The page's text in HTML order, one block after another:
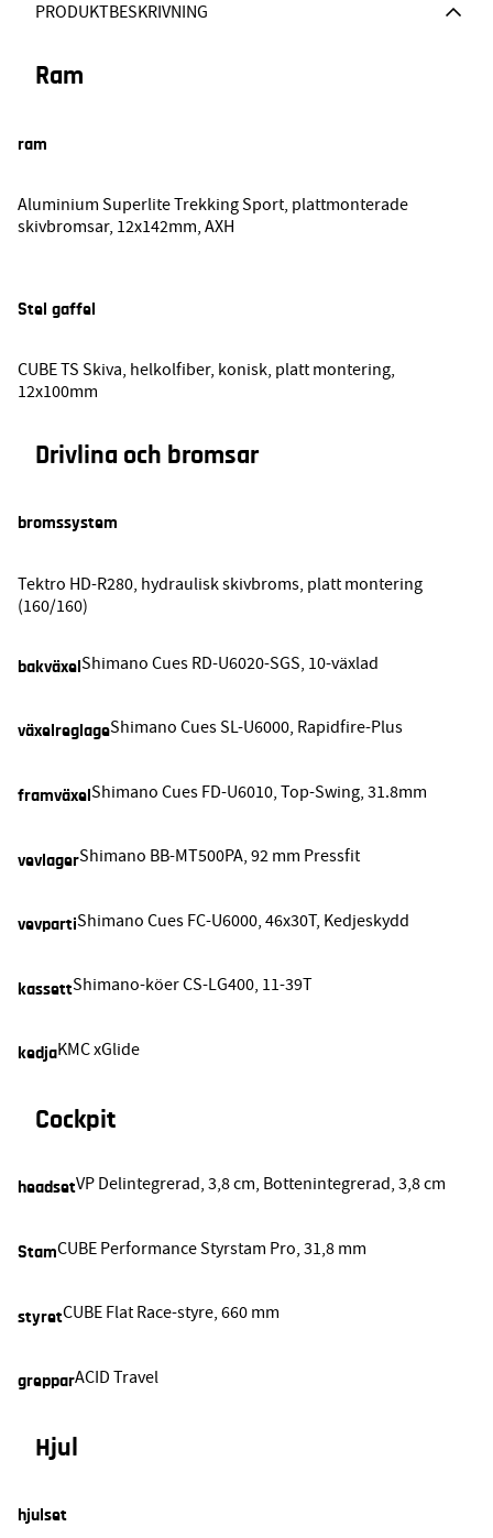
PRODUKTBESKRIVNING
Ram
ram
Aluminium Superlite Trekking Sport, plattmonterade
skivbromsar, 12x142mm, AXH
Stel gaffel
CUBE TS Skiva, helkolfiber, konisk, platt montering,
12x100mm
Drivlina och bromsar
bromssystem
Tektro HD-R280, hydraulisk skivbroms, platt montering
(160/160)
bakväxel Shimano Cues RD-U6020-SGS, 10-växlad
växelreglageShimano Cues SL-U6000, Rapidfire-Plus
framväxel Shimano Cues FD-U6010, Top-Swing, 31.8mm
vevlagerShimano BB-MT500PA, 92 mm Pressfit
vevpartiShimano Cues FC-U6000, 46x30T, Kedjeskydd
kassettShimano-köer CS-LG400, 11-39T
kedjaKMC xGlide
Cockpit
headsetVP Delintegrerad, 3,8 cm, Bottenintegrerad, 3,8 cm
StamCUBE Performance Styrstam Pro, 31,8 mm
styretCUBE Flat Race-styre, 660 mm
grepparACID Travel
Hjul
hjulset